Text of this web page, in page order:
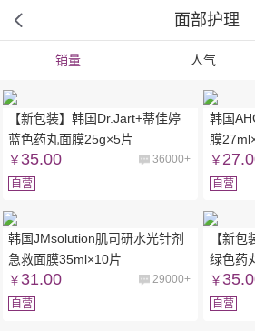
面部护理
销量 人气
【新包装】韩国Dr.Jart+蒂佳婷
蓝色药丸面膜25g×5片
￥ 35.00
36000+
自营
韩国
膜
￥
自营
韩国JMsolution肌司研水光针剂
急救面膜35ml×10片
￥ 31.00
29000+
自营
【新
绿色药
￥
自营